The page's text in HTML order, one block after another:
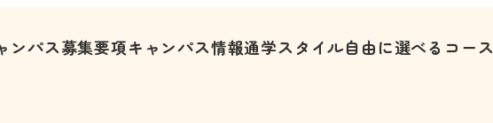
ンパス募集要項キャンパス情報通学スタイル自由に選べるコース